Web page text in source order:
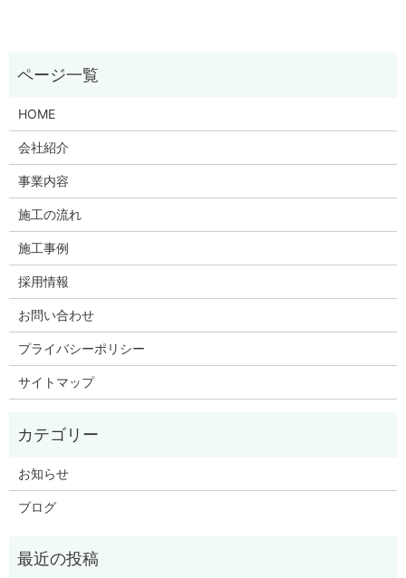
HOME
会社紹介
事業内容
施工の流れ
施工事例
採用情報
お問い合わせ
プライバシーポリシー
サイトマップ
お知らせ
ブログ